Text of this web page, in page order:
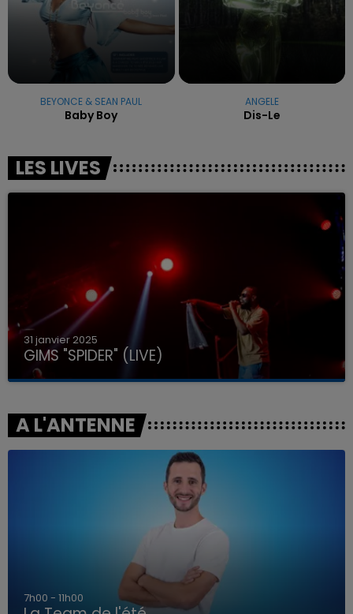
BEYONCE & SEAN PAUL
Baby Boy
ANGELE
Dis-Le
LES LIVES
31 janvier 2025
GIMS "SPIDER" (LIVE)
A L'ANTENNE
7h00 - 11h00